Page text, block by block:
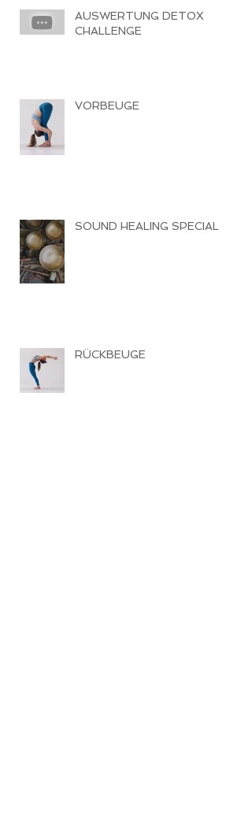
AUSWERTUNG DETOX
CHALLENGE
VORBEUGE
SOUND HEALING SPECIAL
RÜCKBEUGE